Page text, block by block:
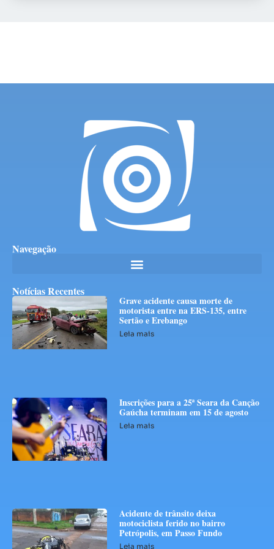
Navegação
Notícias Recentes
Grave acidente causa morte de
motorista entre na ERS-135, entre
Sertão e Erebango
Leia mais
Inscrições para a 25ª Seara da Canção
Gaúcha terminam em 15 de agosto
Leia mais
Acidente de trânsito deixa
motociclista ferido no bairro
Petrópolis, em Passo Fundo
Leia mais